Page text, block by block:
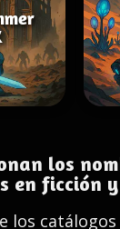
los
en ficción
los